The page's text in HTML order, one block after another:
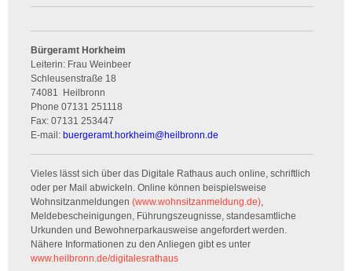
Bürgeramt Horkheim
Leiterin: Frau Weinbeer
Schleusenstraße 18
74081
Heilbronn
Phone 07131 251118
Fax: 07131 253447
E-mail: buergeramt.horkheim@heilbronn.de
Vieles lässt sich über das Digitale Rathaus auch online, schriftlich
oder per Mail abwickeln. Online können beispielsweise
Wohnsitzanmeldungen (www.wohnsitzanmeldung.de),
Meldebescheinigungen, Führungszeugnisse, standesamtliche
Urkunden und Bewohnerparkausweise angefordert werden.
Nähere Informationen zu den Anliegen gibt es unter
www.heilbronn.de/digitalesrathaus